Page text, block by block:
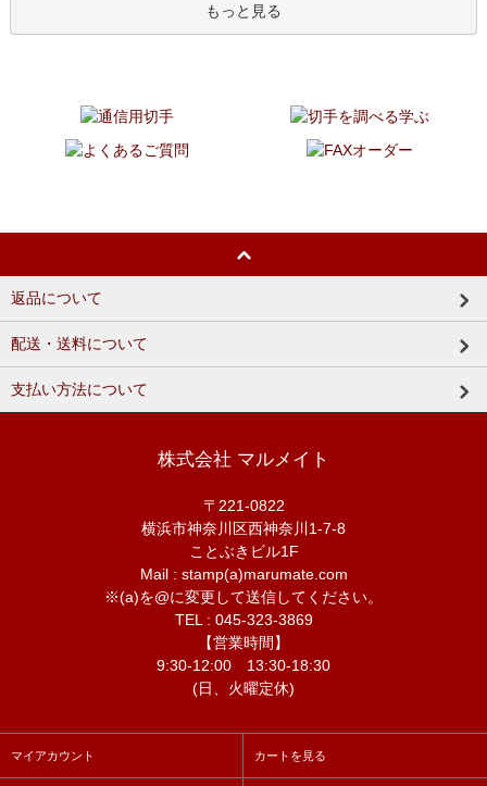
もっと見る
返品について
配送・送料について
支払い方法について
株式会社 マルメイト
〒221-0822
横浜市神奈川区西神奈川1-7-8
ことぶきビル1F
Mail : stamp(a)marumate.com
※(a)を@に変更して送信してください。
TEL : 045-323-3869
【営業時間】
9:30-12:00 13:30-18:30
(日、火曜定休)
マイアカウント カートを見る